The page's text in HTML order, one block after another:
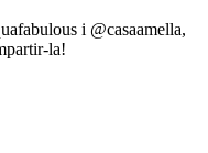
i @casaamella,
la!